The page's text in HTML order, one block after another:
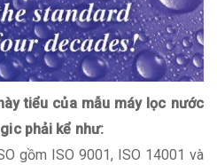
tiểu của mẫu máy lọc nước
phải kể như:
gồm ISO 9001, ISO 14001 và